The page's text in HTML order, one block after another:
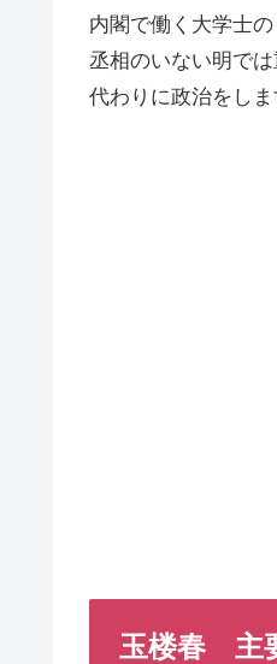
内閣で働く大学士の
丞相のいない明で
代わりに政治をしま
玉楼春 主